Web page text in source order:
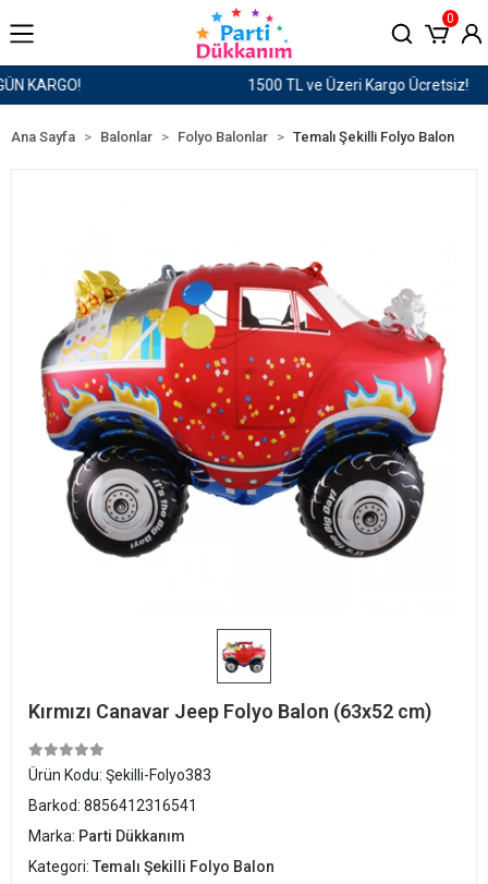
1500 TL ve Üzeri Kargo Ücretsiz!
0
Ana Sayfa Balonlar Folyo Balonlar Temalı Şekilli Folyo Balon
Kırmızı Canavar Jeep Folyo Balon (63x52 cm)
Ürün Kodu: Şekilli-Folyo383
Barkod: 8856412316541
Marka: Parti Dükkanım
Kategori: Temalı Şekilli Folyo Balon